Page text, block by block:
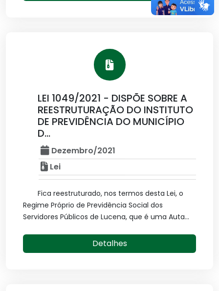
LEI 1049/2021 - DISPÕE SOBRE A
REESTRUTURAÇÃO DO INSTITUTO
DE PREVIDÊNCIA DO MUNICÍPIO
D...
Dezembro/2021
Lei
Fica reestruturado, nos termos desta Lei, o
Regime Próprio de Previdência Social dos
Servidores Públicos de Lucena, que é uma Auta...
Detalhes